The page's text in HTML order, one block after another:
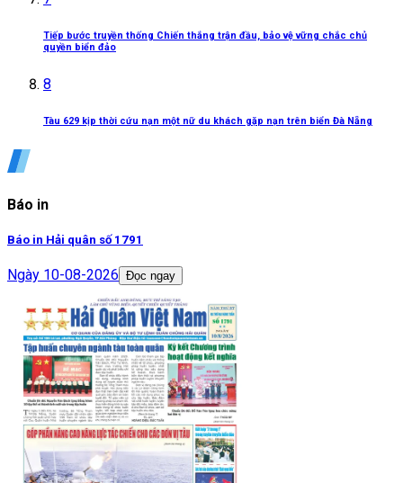
Tiếp bước truyền thống Chiến thắng trận đầu, bảo vệ vững chắc chủ
quyền biển đảo
8
Tàu 629 kịp thời cứu nạn một nữ du khách gặp nạn trên biển Đà Nẵng
Báo in
Báo in Hải quân số 1791
Ngày 10-08-2026 Đọc ngay